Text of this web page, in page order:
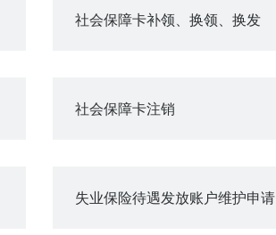
社会保障卡补领、换领、换发
社会保障卡注销
失业保险待遇发放账户维护申请